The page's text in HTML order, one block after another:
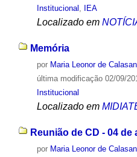
Institucional , IEA
Localizado em
Memória
por Maria Leonor de
última modificação02/09/
Institucional
Localizado em
Reunião de CD - 04 de
por Maria Leonor de